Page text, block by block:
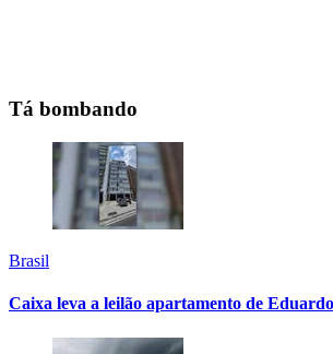
Tá bombando
Brasil
Caixa leva a leilão apartamento de